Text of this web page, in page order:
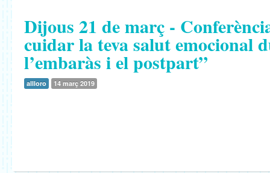
Dijous 21 de març -
cuidar la teva salut emocional
l’embaràs i el postpart”
allloro 14 març 2019